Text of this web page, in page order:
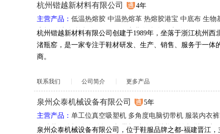
杭州锴越新材料有限公司
4年
主营产品： 低温热熔胶 中温热熔革 热熔胶港宝 中底布 生物
底板 缝边布 拉帮布 EVA\ TPU胶膜 复合布 丽新布
杭州锴越新材料有限公司创建于1989年，坐落于浙江杭州西
渚瓶窑，是一家专注于鞋材研发、生产、销售、服务于一体
商。
联系我们 公司简介 更多产品
泉州众泰机械设备有限公司
5年
主营产品： 单工位真空吸塑机 多角度电脑切带机 服装内衣
盘冲裁一体机 全自动折压切带机 半自动鞋垫热转印 鞋服小
泉州众泰机械设备有限公司，位于鞋服品牌之都-福建晋江，